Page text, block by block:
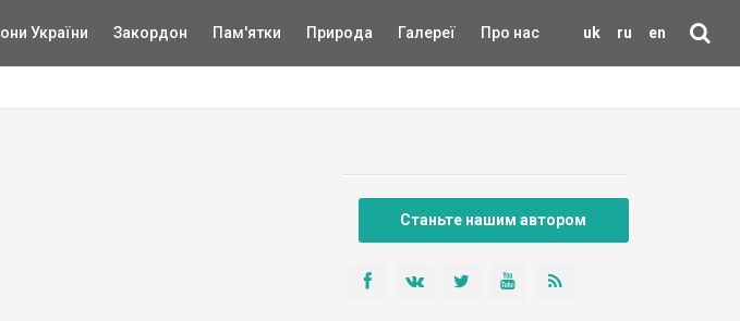
uk ru en
України Закордон Пам'ятки Природа Галереї Про нас
Станьте нашим автором